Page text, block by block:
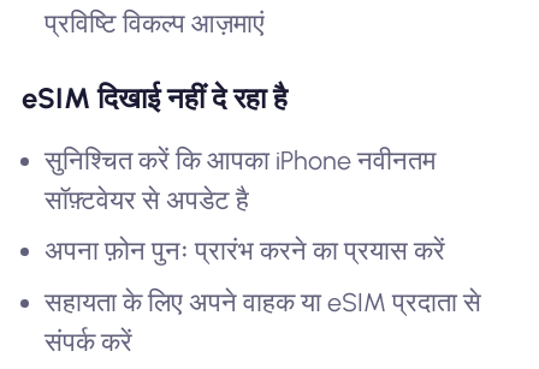
प्रविष्टि विकल्प आज़माएं
eSIM दिखाई नहीं दे रहा है
सुनिश्चित करें कि आपका iPhone नवीनतम
सॉफ़्टवेयर से अपडेट है
अपना फ़ोन पुनः प्रारंभ करने का प्रयास करें
सहायता के लिए अपने वाहक या eSIM प्रदाता से
संपर्क करें